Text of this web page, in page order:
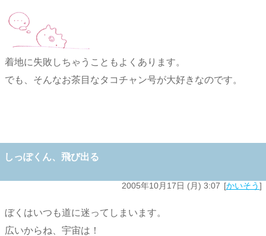
着地に失敗しちゃうこともよくあります。
でも、そんなお茶目なタコチャン号が大好きなのです。
しっぽくん、飛び出る
2005年10月17日 (月) 3:07 かいそう
ぼくはいつも道に迷ってしまいます。
広いからね、宇宙は！